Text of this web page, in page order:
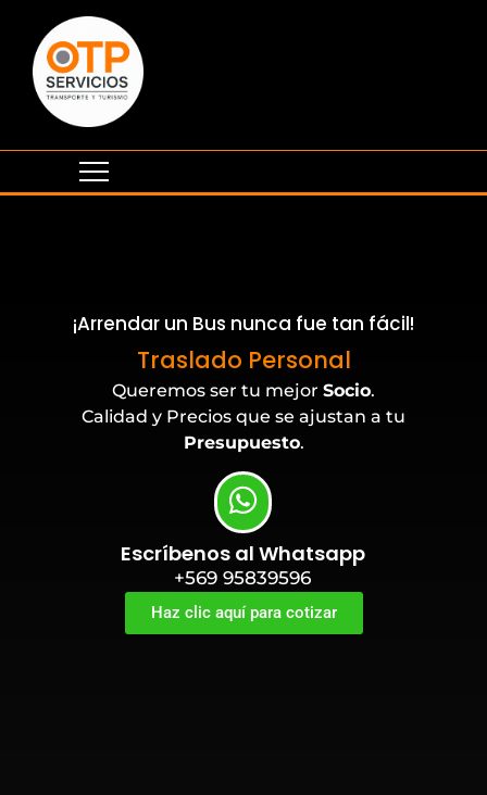
¡Arrendar un Bus nunca fue tan fácil!
Traslado Personal
Eventos Corporativos
Queremos ser tu mejor Socio.
Calidad y Precios que se ajustan a tu
Presupuesto.
Escríbenos al Whatsapp
+569 95839596
Haz clic aquí para cotizar